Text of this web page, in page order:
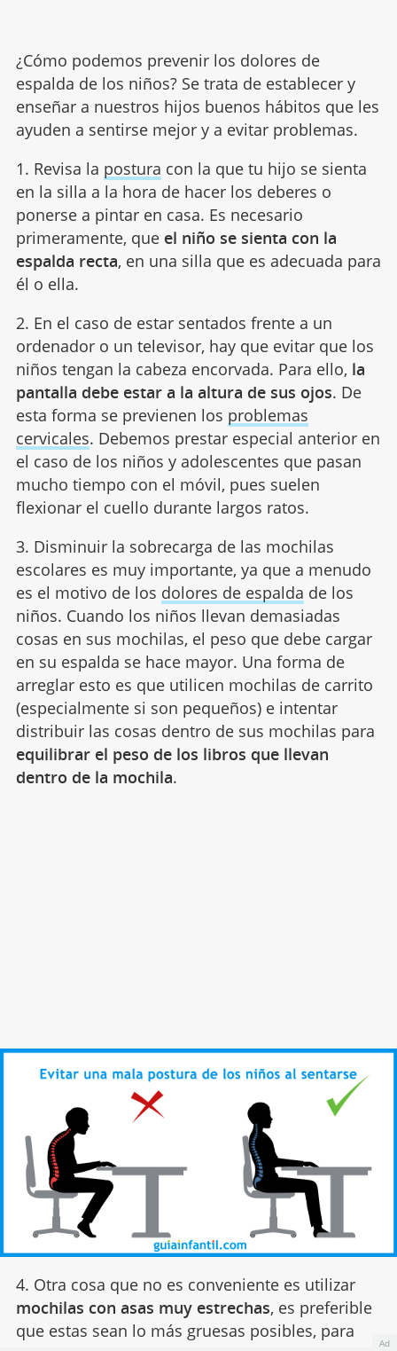
¿Cómo podemos prevenir los dolores de
espalda de los niños? Se trata de establecer y
enseñar a nuestros hijos buenos hábitos que les
ayuden a sentirse mejor y a evitar problemas.
1. Revisa la postura con la que tu hijo se sienta
en la silla a la hora de hacer los deberes o
ponerse a pintar en casa. Es necesario
primeramente, que el niño se sienta con la
espalda recta, en una silla que es adecuada para
él o ella.
2. En el caso de estar sentados frente a un
ordenador o un televisor, hay que evitar que los
niños tengan la cabeza encorvada. Para ello, la
pantalla debe estar a la altura de sus ojos. De
esta forma se previenen los problemas
cervicales. Debemos prestar especial anterior en
el caso de los niños y adolescentes que pasan
mucho tiempo con el móvil, pues suelen
flexionar el cuello durante largos ratos.
3. Disminuir la sobrecarga de las mochilas
escolares es muy importante, ya que a menudo
es el motivo de los dolores de espalda de los
niños. Cuando los niños llevan demasiadas
cosas en sus mochilas, el peso que debe cargar
en su espalda se hace mayor. Una forma de
arreglar esto es que utilicen mochilas de carrito
(especialmente si son pequeños) e intentar
distribuir las cosas dentro de sus mochilas para
equilibrar el peso de los libros que llevan
dentro de la mochila.
4. Otra cosa que no es conveniente es utilizar
mochilas con asas muy estrechas, es preferible
que estas sean lo más gruesas posibles, para
Ad